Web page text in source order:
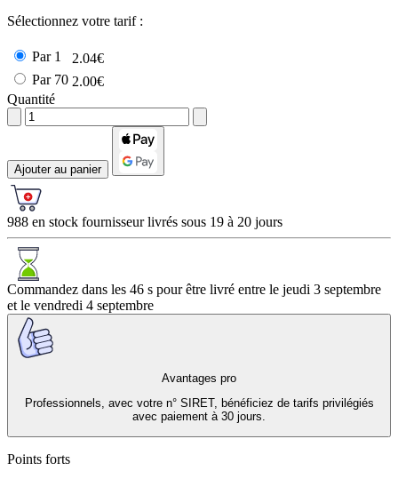
Sélectionnez votre tarif :
Par 1
2.04€
Par 70 2.00€
Quantité
Ajouter au panier
988 en stock fournisseur livrés sous 19 à 20 jours
Commandez dans les 46 s pour être livré entre le jeudi 3 septembre
et le vendredi 4 septembre
Avantages pro
Professionnels, avec votre n° SIRET, bénéficiez de tarifs privilégiés
avec paiement à 30 jours.
Points forts